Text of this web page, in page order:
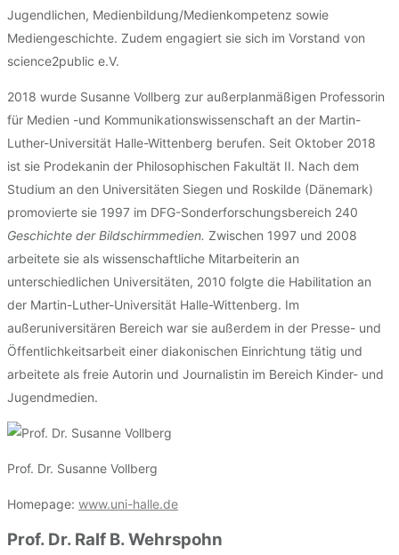
Jugendlichen, Medienbildung/Medienkompetenz sowie
Mediengeschichte. Zudem engagiert sie sich im Vorstand von
science2public e.V.
2018 wurde Susanne Vollberg zur außerplanmäßigen Professorin
für Medien -und Kommunikationswissenschaft an der Martin-
Luther-Universität Halle-Wittenberg berufen. Seit Oktober 2018
ist sie Prodekanin der Philosophischen Fakultät II. Nach dem
Studium an den Universitäten Siegen und Roskilde (Dänemark)
promovierte sie 1997 im DFG-Sonderforschungsbereich 240
Geschichte der Bildschirmmedien. Zwischen 1997 und 2008
arbeitete sie als wissenschaftliche Mitarbeiterin an
unterschiedlichen Universitäten, 2010 folgte die Habilitation an
der Martin-Luther-Universität Halle-Wittenberg. Im
außeruniversitären Bereich war sie außerdem in der Presse- und
Öffentlichkeitsarbeit einer diakonischen Einrichtung tätig und
arbeitete als freie Autorin und Journalistin im Bereich Kinder- und
Jugendmedien.
Prof. Dr. Susanne Vollberg
Homepage: www.uni-halle.de
Prof. Dr. Ralf B. Wehrspohn